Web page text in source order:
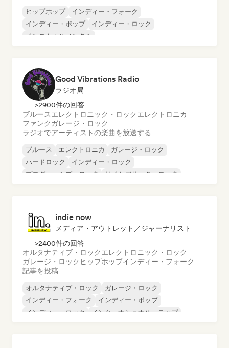
ヒップホップ
インディー・フォーク
インディー・ポップ
インディー・ロック
インストゥルメンタル
Good Vibrations Radio
ラジオ局
>2900件の回答
ブルースエレクトロニック・ロックエレクトロニカ
ファンクガレージ・ロック
ラジオでアーティストの楽曲を放送する
ブルース エレクトロニカ
ガレージ・ロック
ハードロック
インディー・ロック
プログレッシブ・ロック
サイケデリック・ロック
indie now
メディア・アウトレット／ジャーナリスト
>2400件の回答
オルタナティブ・ロックエレクトロニック・ロック
ガレージ・ロック ヒップホップインディー・フォーク
記事を投稿
オルタナティブ・ロック
ガレージ・ロック
インディー・フォーク
インディー・ポップ
インディー・ロック
インターナショナル・ラップ